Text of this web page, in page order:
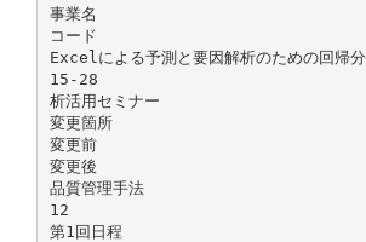
事業名
コード
Excelによる予測と要因解析のための回帰分
15-28
析活用セミナー
変更箇所
変更前
変更後
品質管理手法
12
第1回日程